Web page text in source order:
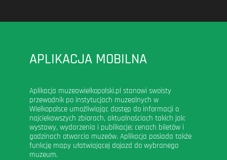
APLIKACJA MOBILNA
Aplikacja muzeawielkopolski.pl stanowi swoisty
przewodnik po instytucjach muzealnych w
Wielkopolsce umożliwiając dostęp do informacji o
najciekawszych zbiorach, aktualnościach takich jak:
wystawy, wydarzenia i publikacje; cenach biletów i
godzinach otwarcia muzeów. Aplikacja posiada także
funkcję mapy ułatwiającej dojazd do wybranego
muzeum.